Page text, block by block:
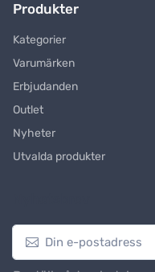
Produkter
Kategorier
Varumärken
Erbjudanden
Outlet
Nyheter
Utvalda produkter